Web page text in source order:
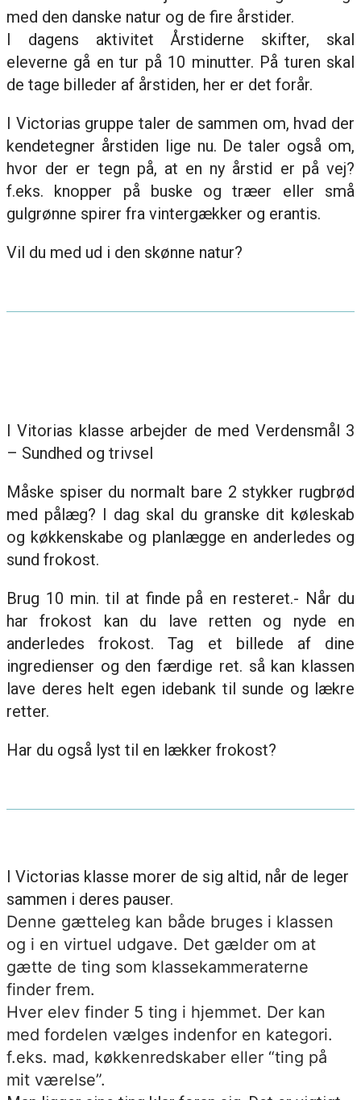
med den danske natur og de fire årstider.
I dagens aktivitet Årstiderne skifter, skal
eleverne gå en tur på 10 minutter. På turen skal
de tage billeder af årstiden, her er det forår.
I Victorias gruppe taler de sammen om, hvad der
kendetegner årstiden lige nu. De taler også om,
hvor der er tegn på, at en ny årstid er på vej?
f.eks. knopper på buske og træer eller små
gulgrønne spirer fra vintergækker og erantis.
Vil du med ud i den skønne natur?
I Vitorias klasse arbejder de med Verdensmål 3
– Sundhed og trivsel
Måske spiser du normalt bare 2 stykker rugbrød
med pålæg? I dag skal du granske dit køleskab
og køkkenskabe og planlægge en anderledes og
sund frokost.
Brug 10 min. til at finde på en resteret.- Når du
har frokost kan du lave retten og nyde en
anderledes frokost. Tag et billede af dine
ingredienser og den færdige ret. så kan klassen
lave deres helt egen idebank til sunde og lækre
retter.
Har du også lyst til en lækker frokost?
I Victorias klasse morer de sig altid, når de leger
sammen i deres pauser.
Denne gætteleg kan både bruges i klassen
og i en virtuel udgave. Det gælder om at
gætte de ting som klassekammeraterne
finder frem.
Hver elev finder 5 ting i hjemmet. Der kan
med fordelen vælges indenfor en kategori.
f.eks. mad, køkkenredskaber eller “ting på
mit værelse”.